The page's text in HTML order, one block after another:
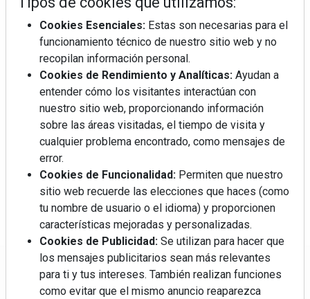
Regístrate y accede a contenidos
exclusivos
Cookies Esenciales: Estas son necesarias para el
funcionamiento técnico de nuestro sitio web y no
recopilan información personal.
Cookies de Rendimiento y Analíticas: Ayudan a
entender cómo los visitantes interactúan con
nuestro sitio web, proporcionando información
sobre las áreas visitadas, el tiempo de visita y
cualquier problema encontrado, como mensajes de
error.
Cookies de Funcionalidad: Permiten que nuestro
sitio web recuerde las elecciones que haces (como
tu nombre de usuario o el idioma) y proporcionen
características mejoradas y personalizadas.
Cookies de Publicidad: Se utilizan para hacer que
los mensajes publicitarios sean más relevantes
para ti y tus intereses. También realizan funciones
como evitar que el mismo anuncio reaparezca